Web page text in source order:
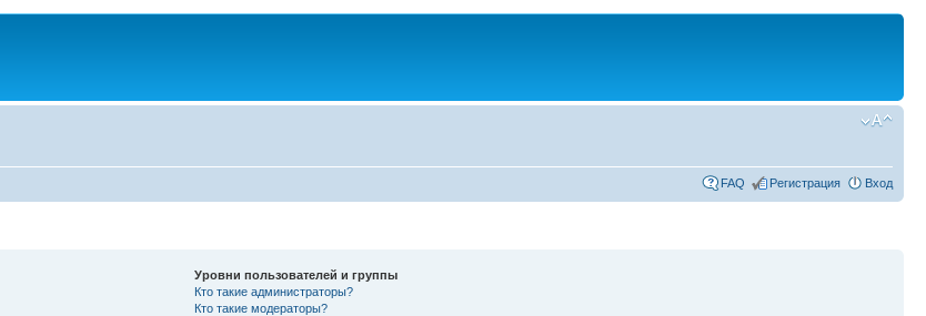
FAQ Регистрация Вход
Уровни пользователей и группы
Кто такие администраторы?
Кто такие модераторы?